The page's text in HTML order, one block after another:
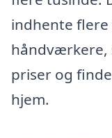
indhente
håndværkere,
priser og
hjem.